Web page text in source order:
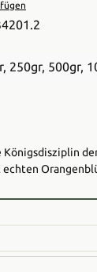
, 250gr, 500gr,
Königsdisziplin
echten